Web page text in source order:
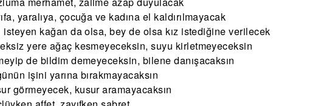
yaralıya, çocuğa ve kadına el kaldırılmayacak
isteyen kağan da olsa, bey de olsa kız istediğine verilecek
yere ağaç kesmeyeceksin, suyu kirletmeyeceksin
de bildim demeyeceksin, bilene danışacaksın
işini yarına bırakmayacaksın
görmeyecek, kusur aramayacaksın